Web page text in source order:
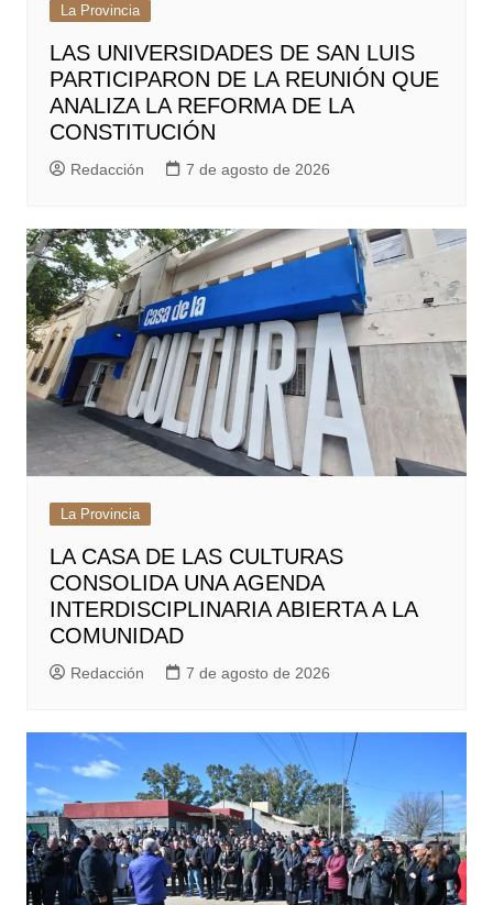
La Provincia
LAS UNIVERSIDADES DE SAN LUIS
PARTICIPARON DE LA REUNIÓN QUE
ANALIZA LA REFORMA DE LA
CONSTITUCIÓN
Redacción 7 de agosto de 2026
La Provincia
LA CASA DE LAS CULTURAS
CONSOLIDA UNA AGENDA
INTERDISCIPLINARIA ABIERTA A LA
COMUNIDAD
Redacción 7 de agosto de 2026